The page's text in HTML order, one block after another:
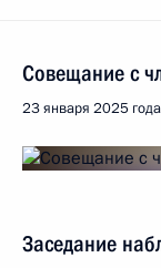
Совещание с
23 января 2025 года
Заседание